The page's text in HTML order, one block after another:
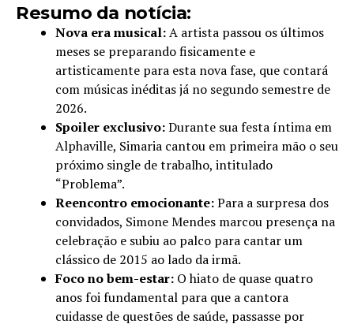
Resumo da notícia:
Nova era musical:A artista passou os últimos
meses se preparando fisicamente e
artisticamente para esta nova fase, que contará
com músicas inéditas já no segundo semestre de
2026.
Spoiler exclusivo:Durante sua festa íntima em
Alphaville, Simaria cantou em primeira mão o seu
próximo single de trabalho, intitulado
“Problema”.
Reencontro emocionante:Para a surpresa dos
convidados, Simone Mendes marcou presença na
celebração e subiu ao palco para cantar um
clássico de 2015 ao lado da irmã.
Foco no bem-estar: O hiato de quase quatro
anos foi fundamental para que a cantora
cuidasse de questões de saúde, passasse por